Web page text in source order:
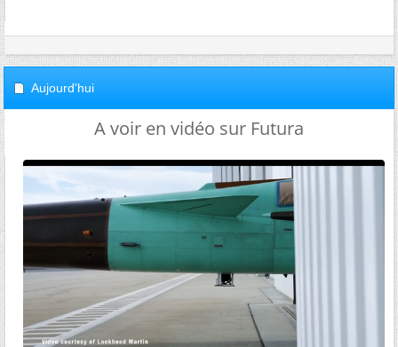
Aujourd'hui
A voir en vidéo sur Futura